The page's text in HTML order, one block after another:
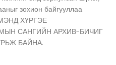
зохион байгууллаа.
ХҮРГЭЕ
САНГИЙН АРХИВ-БИЧИГ
БАЙНА.